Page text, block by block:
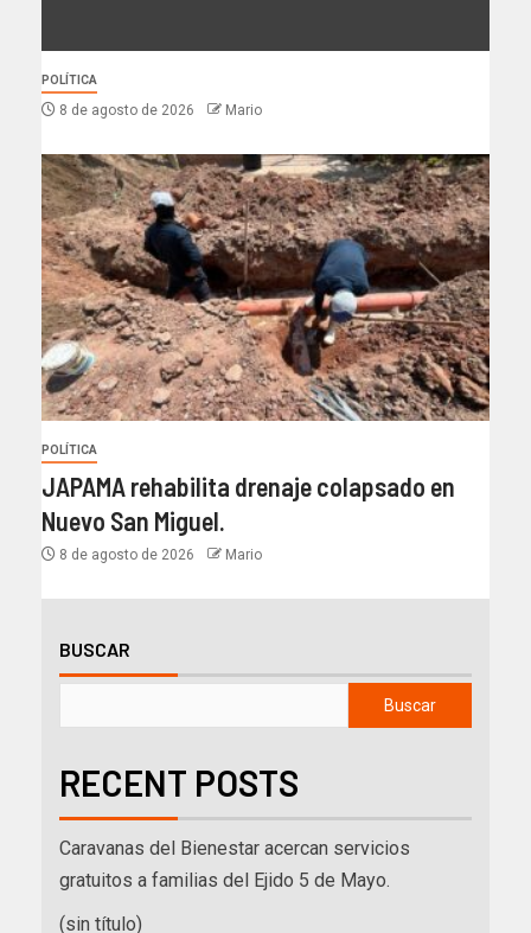
POLÍTICA
8 de agosto de 2026 Mario
POLÍTICA
JAPAMA rehabilita drenaje colapsado en
Nuevo San Miguel.
8 de agosto de 2026 Mario
BUSCAR
Buscar
RECENT POSTS
Caravanas del Bienestar acercan servicios
gratuitos a familias del Ejido 5 de Mayo.
(sin título)